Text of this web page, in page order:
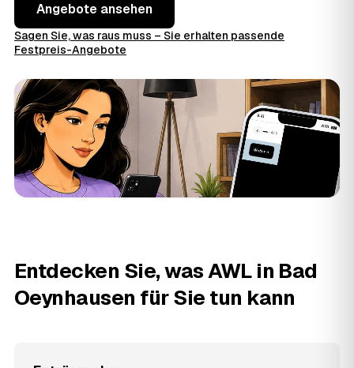
Angebote ansehen
Sagen Sie, was raus muss – Sie erhalten passende
Festpreis-Angebote
Entdecken Sie, was AWL in Bad
Oeynhausen für Sie tun kann